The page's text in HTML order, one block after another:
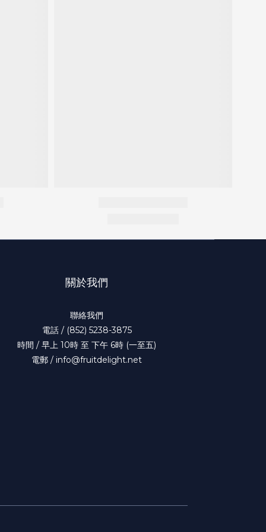
關於我們
聯絡我們
電話 / (852) 5238-3875
時間 / 早上 10時 至 下午 6時 (一至五)
電郵 / info@fruitdelight.net